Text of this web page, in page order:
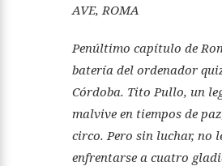
AVE, ROMA
Penúltimo capítulo de
batería del ordenador
Córdoba. Tito Pullo, un
malvive en tiempos de
circo. Pero sin luchar, no
enfrentarse a cuatro